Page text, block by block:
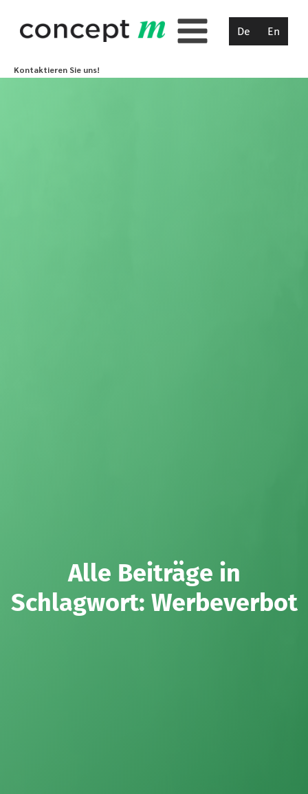
De En
Kontaktieren Sie uns!
Alle Beiträge in
Schlagwort: Werbeverbot